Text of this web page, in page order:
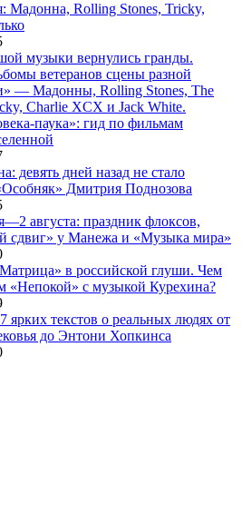
Мадонна, Rolling Stones, Tricky,
музыки вернулись гранды.
ветеранов сцены разной
— Мадонны, Rolling Stones, The
Charlie XCX и Jack White.
паука»: гид по фильмам
девять дней назад не стало
Дмитрия Поднозова
августа: праздник флоксов,
сдвиг» у Манежа и «Музыка мира»
в российской глуши. Чем
«Непокой» с музыкой Курехина?
ярких текстов о реальных людях от
до Энтони Хопкинса